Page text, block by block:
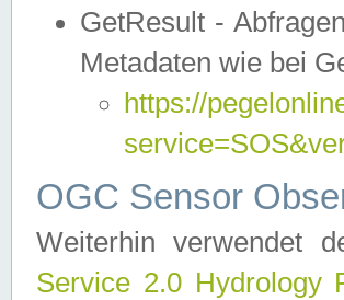
GetResult -
Metadaten wie bei
https://
OGC Sensor
Weiterhin verwendet
Service 2.0 Hydrology